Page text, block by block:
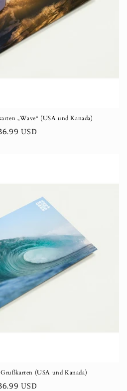
„Wave“ (USA und Kanada)
USD
(USA und Kanada)
USD